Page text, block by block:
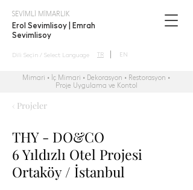
SEVİMLİ MİMARLIK
Erol Sevimlisoy | Emrah
Sevimlisoy
Mimari • İç Mimari • Dekorasyon • Restorasyon •
Proje Uygulama ve Kontol
Dili Seçin / Select Language TR EN
THY - DO&CO
6 Yıldızlı Otel Projesi
Ortaköy / İstanbul
‹ Projeler